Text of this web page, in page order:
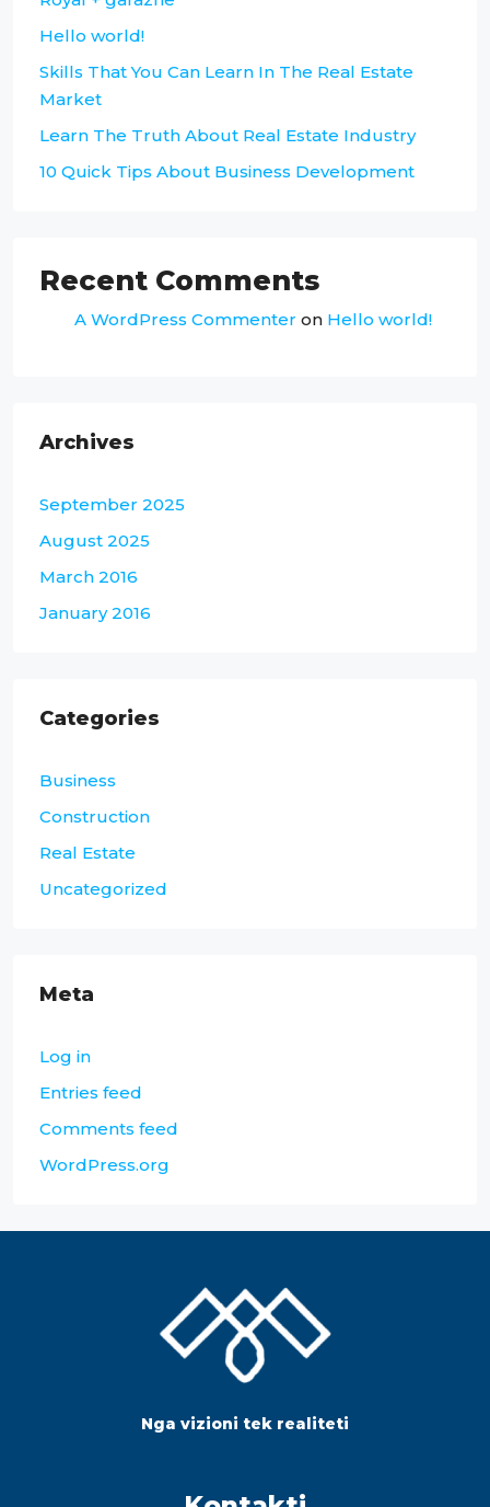
Hello world!
Skills That You Can Learn In The Real Estate
Market
Learn The Truth About Real Estate Industry
10 Quick Tips About Business Development
Recent Comments
A WordPress Commenter on Hello world!
Archives
September 2025
August 2025
March 2016
January 2016
Categories
Business
Construction
Real Estate
Uncategorized
Meta
Log in
Entries feed
Comments feed
WordPress.org
Nga vizioni tek realiteti